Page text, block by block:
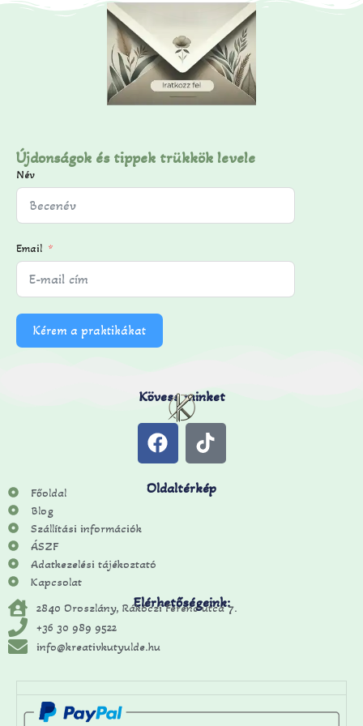
Újdonságok és tippek trükkök levele
Név
Email
Kérem a praktikákat
Kövess minket
Oldaltérkép
Főoldal
Blog
Szállítási információk
ÁSZF
Adatkezelési tájékoztató
Kapcsolat
Elérhetőségeink:
2840 Oroszlány, Rákóczi Ferenc utca 7.
+36 30 989 9522
info@kreativkutyulde.hu